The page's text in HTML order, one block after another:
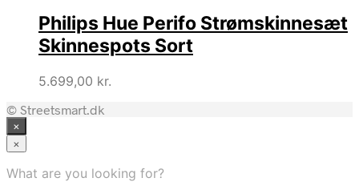
Philips Hue Perifo Strømskinnesæt
Skinnespots Sort
5.699,00 kr.
© Streetsmart.dk
×
×
What are you looking for?